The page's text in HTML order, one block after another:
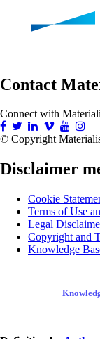
Contact
Connect with
© Copyright
Disclaimer
Cookie
Terms of Use
Legal
Copyright and
Knowledge